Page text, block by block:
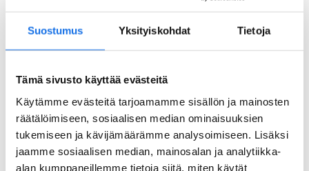
Suostumus Yksityiskohdat Tietoja
Tämä sivusto käyttää evästeitä
Käytämme evästeitä tarjoamamme sisällön ja mainosten
räätälöimiseen, sosiaalisen median ominaisuuksien
tukemiseen ja kävijämäärämme analysoimiseen. Lisäksi
jaamme sosiaalisen median, mainosalan ja analytiikka-
alan kumppaneillemme tietoja siitä, miten käytät
arvokkaiden metallien talteen ottoon.
– Edistämme parhaillaan laitos- ja
prosessisuunnittelua sekä luvituksia, ja rinnalla
kumppaneiden kanssa ratkaisuja muutamiin
prosessin kehityskysymyksiin. Tavoitteenamme on
saada esikaupallinen laitos tuotantoon vuoden 2029
aikana , Ryymin toteaa.
Hankkeen ympäristövaikutusten arviointimenettelyn